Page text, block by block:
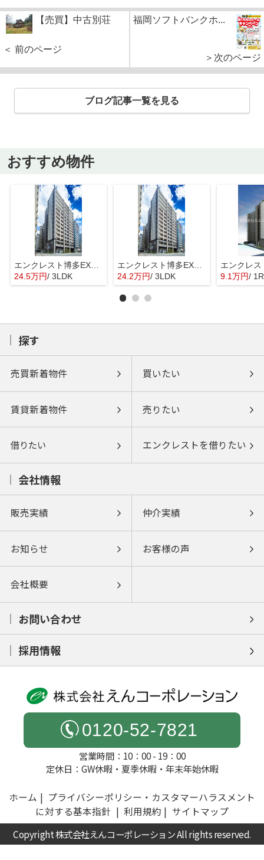
【売買】中古別荘
＜ 前のページ
福岡ソフトバンクホ...
＞次のページ
ブログ記事一覧を見る
おすすめ物件
エンクレスト博多EXCEED
24.5万円/ 3LDK
エンクレスト博多EXCEED
24.2万円/ 3LDK 9.1万円/ 1R
探す
売買新着物件 買いたい
賃貸新着物件 売りたい
借りたい エンクレストを借りたい
会社情報
販売実績 仲介実績
お知らせ お客様の声
会社概要
お問い合わせ
採用情報
0120-52-7821
営業時間：10：00 - 19：00
定休日：GW休暇・夏季休暇・年末年始休暇
ホーム
プライバシーポリシー・カスタマーハラスメント
に対する基本指針
利用規約 サイトマップ
Copyright 株式会社えんコーポレーション All rights reserved.